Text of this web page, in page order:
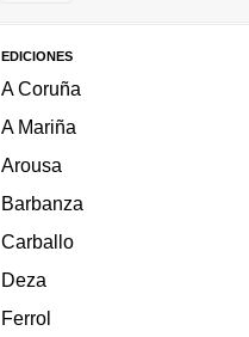
EDICIONES
A Coruña
A Mariña
Arousa
Barbanza
Carballo
Deza
Ferrol